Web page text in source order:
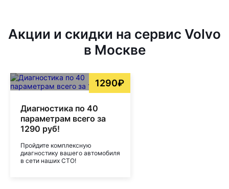
Акции и скидки на сервис Volvo
в Москве
1290₽
Диагностика по 40
параметрам всего за
1290 руб!
Пройдите комплексную
диагностику вашего автомобиля
в сети наших СТО!